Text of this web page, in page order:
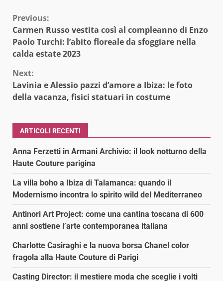
Continue
Reading
Previous:
Carmen Russo vestita così al compleanno di Enzo
Paolo Turchi: l’abito floreale da sfoggiare nella
calda estate 2023
Next:
Lavinia e Alessio pazzi d’amore a Ibiza: le foto
della vacanza, fisici statuari in costume
ARTICOLI RECENTI
Anna Ferzetti in Armani Archivio: il look notturno della
Haute Couture parigina
La villa boho a Ibiza di Talamanca: quando il
Modernismo incontra lo spirito wild del Mediterraneo
Antinori Art Project: come una cantina toscana di 600
anni sostiene l’arte contemporanea italiana
Charlotte Casiraghi e la nuova borsa Chanel color
fragola alla Haute Couture di Parigi
Casting Director: il mestiere moda che sceglie i volti